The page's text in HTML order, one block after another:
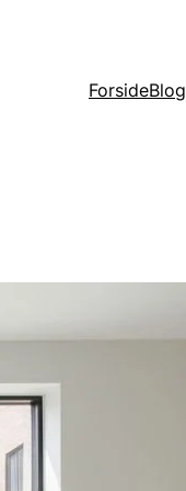
ForsideBlog